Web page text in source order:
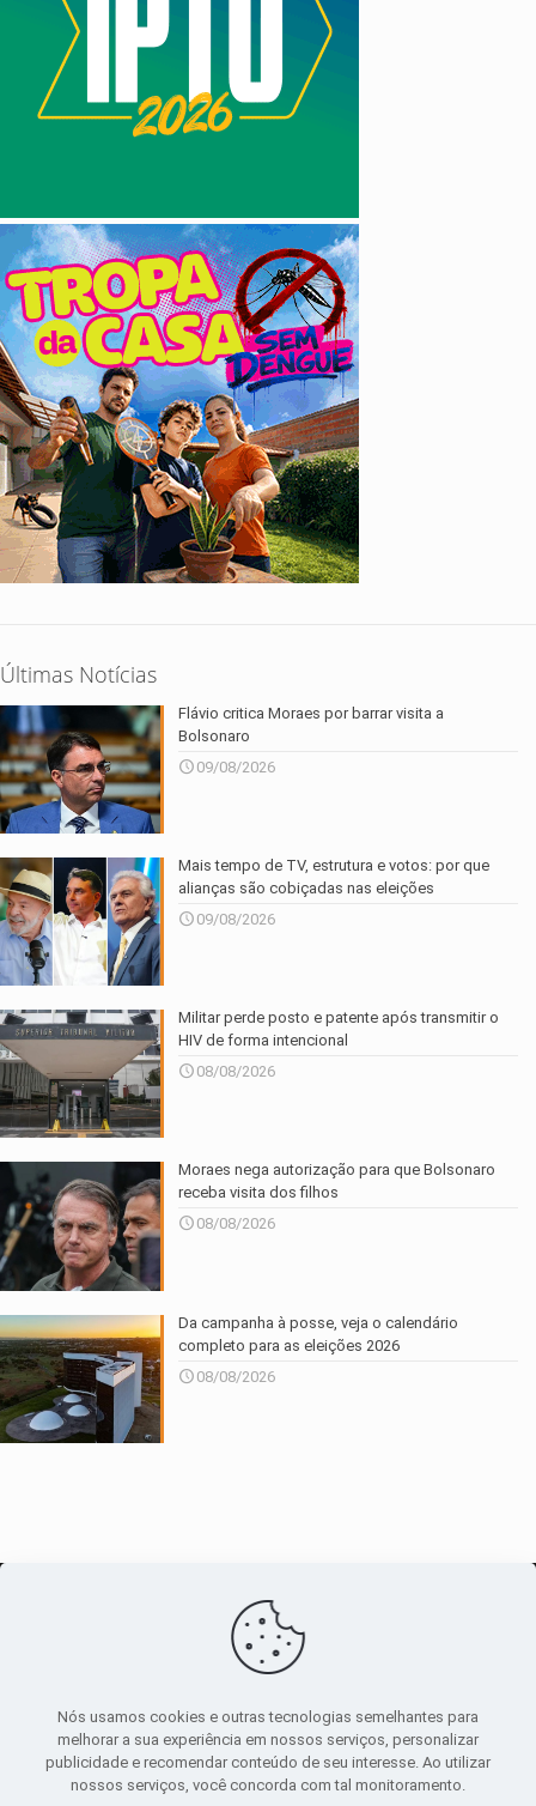
Últimas Notícias
Flávio critica Moraes por barrar visita a
Bolsonaro
09/08/2026
Mais tempo de TV, estrutura e votos: por que
alianças são cobiçadas nas eleições
09/08/2026
Militar perde posto e patente após transmitir o
HIV de forma intencional
08/08/2026
Moraes nega autorização para que Bolsonaro
receba visita dos filhos
08/08/2026
Da campanha à posse, veja o calendário
completo para as eleições 2026
08/08/2026
canal de notícias
Sobre|Política Privacidade|Termos de uso
Nós usamos cookies e outras tecnologias semelhantes para
melhorar a sua experiência em nossos serviços, personalizar
publicidade e recomendar conteúdo de seu interesse. Ao utilizar
nossos serviços, você concorda com tal monitoramento.